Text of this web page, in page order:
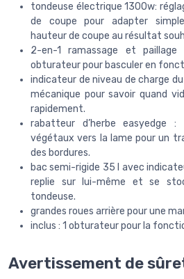
tondeuse électrique 1300w:
de coupe pour adapter
hauteur de coupe au résultat
2-en-1 ramassage et
obturateur pour basculer en
indicateur de niveau de charge
mécanique pour savoir quand
rapidement.
rabatteur d’herbe easyedge
végétaux vers la lame pour un
des bordures.
bac semi-rigide 35 l avec
replie sur lui-même et se
tondeuse.
grandes roues arrière pour une
inclus : 1 obturateur pour la
Avertissement de